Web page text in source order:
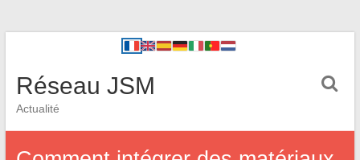
Réseau JSM
Actualité